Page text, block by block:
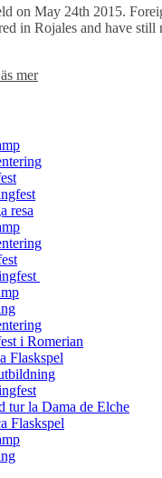
on May 24th 2015.
in Rojales and have still
mer
resa
i Romerian
Flaskspel
tur la Dama de Elche
Flaskspel